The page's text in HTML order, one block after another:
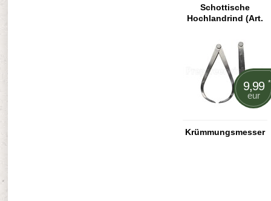
Schottische
Hochlandrind (Art.
9,99 *
eur
Krümmungsmesser